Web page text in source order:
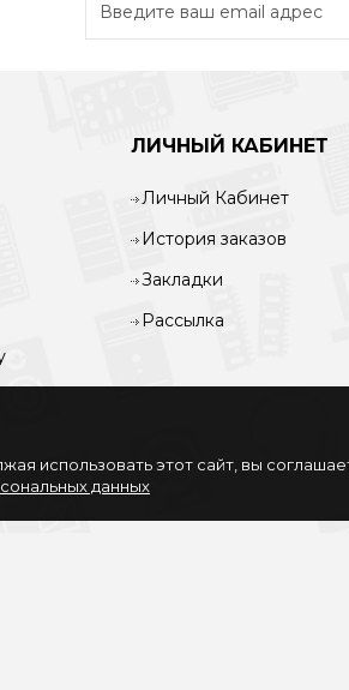
ЛИЧНЫЙ КАБИНЕТ
Личный Кабинет
История заказов
Закладки
Рассылка
использовать этот сайт, вы
данных